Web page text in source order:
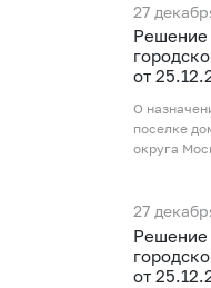
27
Рeшение
от
О
поселке
округа
27
Рeшение
от